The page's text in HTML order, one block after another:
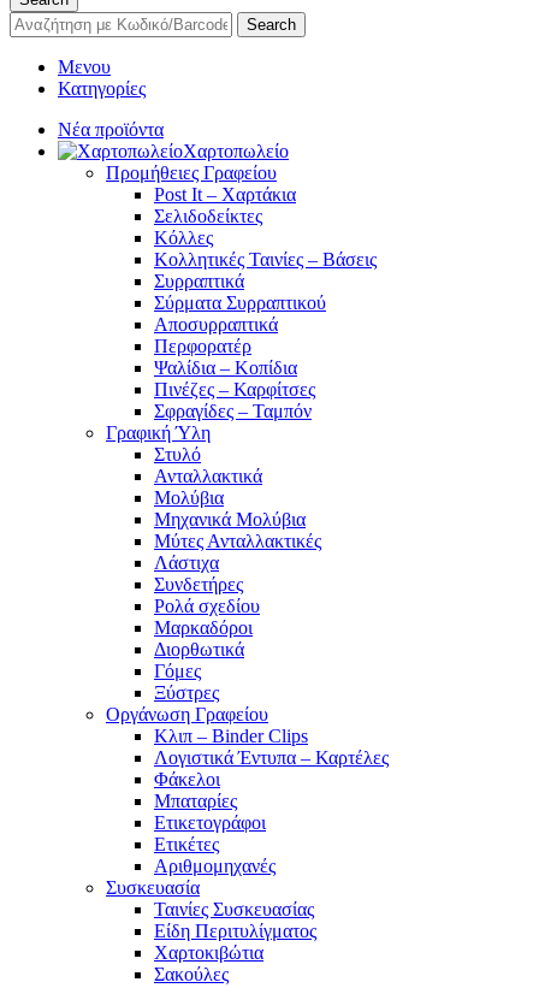
Search
Μενου
Κατηγορίες
Νέα προϊόντα
Χαρτοπωλείο
Προμήθειες Γραφείου
Post It – Χαρτάκια
Σελιδοδείκτες
Κόλλες
Κολλητικές Ταινίες – Βάσεις
Συρραπτικά
Σύρματα Συρραπτικού
Αποσυρραπτικά
Περφορατέρ
Ψαλίδια – Κοπίδια
Πινέζες – Καρφίτσες
Σφραγίδες – Ταμπόν
Γραφική Ύλη
Στυλό
Ανταλλακτικά
Μολύβια
Μηχανικά Μολύβια
Μύτες Ανταλλακτικές
Λάστιχα
Συνδετήρες
Ρολά σχεδίου
Μαρκαδόροι
Διορθωτικά
Γόμες
Ξύστρες
Οργάνωση Γραφείου
Κλιπ – Binder Clips
Λογιστικά Έντυπα – Καρτέλες
Φάκελοι
Μπαταρίες
Ετικετογράφοι
Ετικέτες
Αριθμομηχανές
Συσκευασία
Ταινίες Συσκευασίας
Είδη Περιτυλίγματος
Χαρτοκιβώτια
Σακούλες